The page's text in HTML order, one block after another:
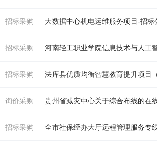
招标采购 大数据中心机电运维服务项目-招标
招标采购 河南轻工职业学院信息技术与人工
招标采购 法库县优质均衡智慧教育提升项目
询价采购 贵州省减灾中心关于综合布线的在
招标采购 全市社保经办大厅远程管理服务专